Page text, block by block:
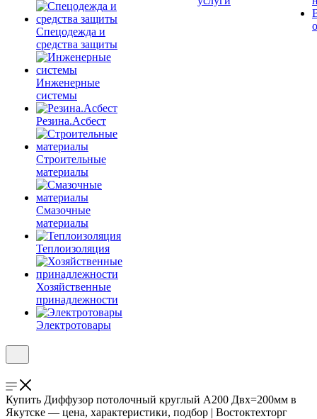
Спецодежда и
средства защиты
Инженерные
системы
Резина.Асбест
Строительные
материалы
Смазочные
материалы
Теплоизоляция
Хозяйственные
принадлежности
Электротовары
Купить Диффузор потолочный круглый А200 Двх=200мм в
Якутске — цена, характеристики, подбор | Востоктехторг